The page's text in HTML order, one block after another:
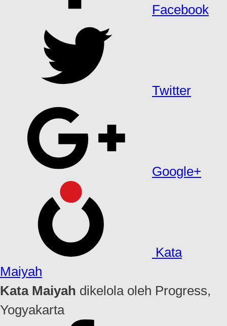
Facebook
Twitter
Google+
Kata
Maiyah
Kata Maiyah dikelola oleh Progress,
Yogyakarta